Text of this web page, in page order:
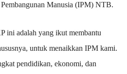
Manusia (IPM) NTB.
ini adalah yang ikut membantu
untuk menaikkan IPM kami.
pendidikan, ekonomi, dan